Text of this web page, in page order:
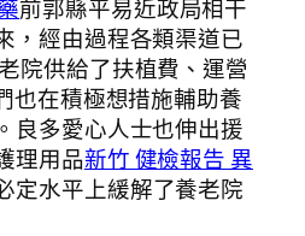
前郭縣平易近政局相干
，經由過程各類渠道已
院供給了扶植費、運營
也在積極想措施輔助養
良多愛心人士也伸出援
理用品新竹 健檢報告 異
定水平上緩解了養老院